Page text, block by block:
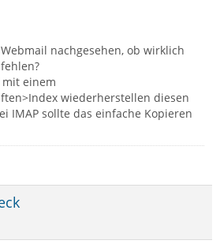
nachgesehen, ob wirklich
mit einem
wiederherstellen diesen
IMAP sollte das einfache Kopieren